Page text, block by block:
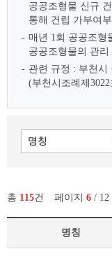
공공조형물 신규
통해 건립 가부여
매년 1회 공공조형
공공조형물의 관리
관련 규정 : 부천시
(부천시조례제3022
총 115건 페이지 6 / 12
명칭